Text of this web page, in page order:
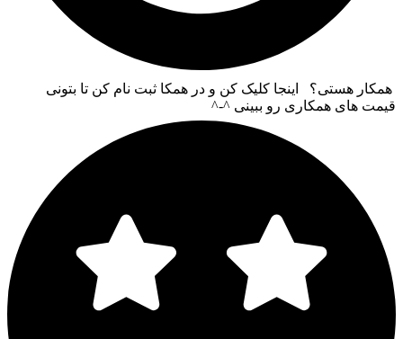
همکار هستی؟ اینجا کلیک کن و در همکا ثبت نام کن تا بتونی
قیمت های همکاری رو ببینی ^-^